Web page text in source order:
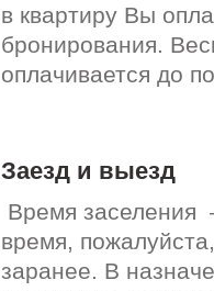
в квартиру Вы
бронирования.
оплачивается до
Заезд и выезд
Время заселения
время,
заранее. В